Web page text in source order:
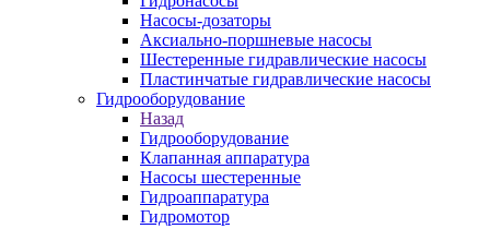
Насосы-дозаторы
Аксиально-поршневые насосы
Шестеренные гидравлические насосы
Пластинчатые гидравлические насосы
Гидрооборудование
Назад
Гидрооборудование
Клапанная аппаратура
Насосы шестеренные
Гидроаппаратура
Гидромотор